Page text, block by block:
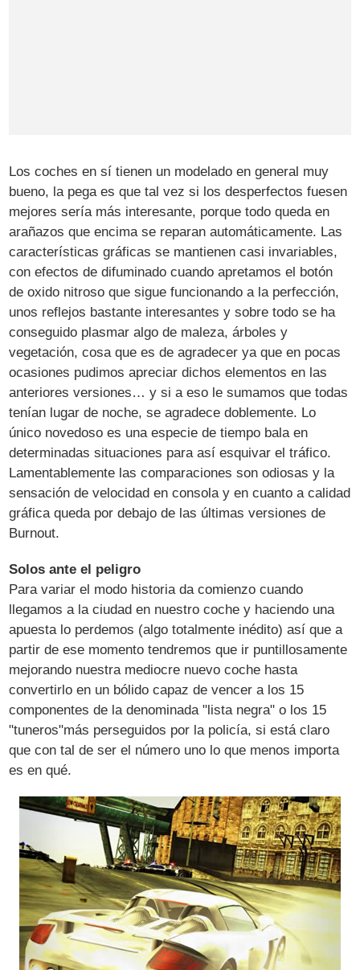
Los coches en sí tienen un modelado en general muy
bueno, la pega es que tal vez si los desperfectos fuesen
mejores sería más interesante, porque todo queda en
arañazos que encima se reparan automáticamente. Las
características gráficas se mantienen casi invariables,
con efectos de difuminado cuando apretamos el botón
de oxido nitroso que sigue funcionando a la perfección,
unos reflejos bastante interesantes y sobre todo se ha
conseguido plasmar algo de maleza, árboles y
vegetación, cosa que es de agradecer ya que en pocas
ocasiones pudimos apreciar dichos elementos en las
anteriores versiones… y si a eso le sumamos que todas
tenían lugar de noche, se agradece doblemente. Lo
único novedoso es una especie de tiempo bala en
determinadas situaciones para así esquivar el tráfico.
Lamentablemente las comparaciones son odiosas y la
sensación de velocidad en consola y en cuanto a calidad
gráfica queda por debajo de las últimas versiones de
Burnout.
Solos ante el peligro
Para variar el modo historia da comienzo cuando
llegamos a la ciudad en nuestro coche y haciendo una
apuesta lo perdemos (algo totalmente inédito) así que a
partir de ese momento tendremos que ir puntillosamente
mejorando nuestra mediocre nuevo coche hasta
convertirlo en un bólido capaz de vencer a los 15
componentes de la denominada "lista negra" o los 15
"tuneros"más perseguidos por la policía, si está claro
que con tal de ser el número uno lo que menos importa
es en qué.